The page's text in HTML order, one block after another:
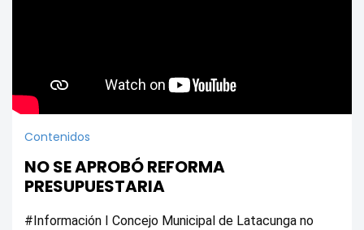
Contenidos
NO SE APROBÓ REFORMA
PRESUPUESTARIA
#Información I Concejo Municipal de Latacunga no